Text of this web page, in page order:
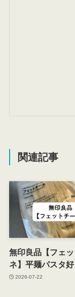
関連記事
無印良品【フェ
ネ】平麺パスタ好
2026-07-22